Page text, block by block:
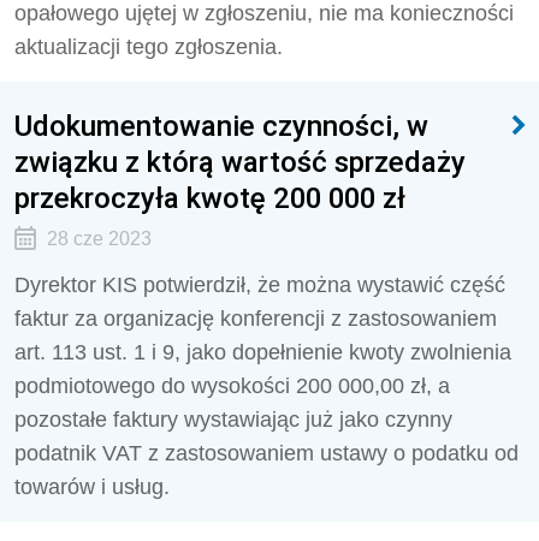
opałowego ujętej w zgłoszeniu, nie ma konieczności
aktualizacji tego zgłoszenia.
Udokumentowanie czynności, w
związku z którą wartość sprzedaży
przekroczyła kwotę 200 000 zł
28 cze 2023
Dyrektor KIS potwierdził, że można wystawić część
faktur za organizację konferencji z zastosowaniem
art. 113 ust. 1 i 9, jako dopełnienie kwoty zwolnienia
podmiotowego do wysokości 200 000,00 zł, a
pozostałe faktury wystawiając już jako czynny
podatnik VAT z zastosowaniem ustawy o podatku od
towarów i usług.